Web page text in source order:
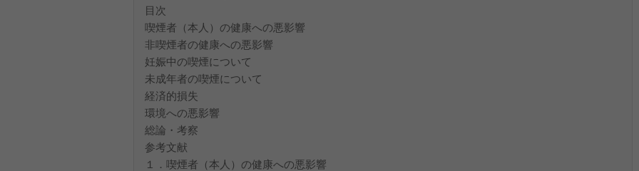
目次
喫煙者（本人）の健康への悪影響
非喫煙者の健康への悪影響
妊娠中の喫煙について
未成年者の喫煙について
経済的損失
環境への悪影響
総論・考察
参考文献
１．喫煙者（本人）の健康への悪影響